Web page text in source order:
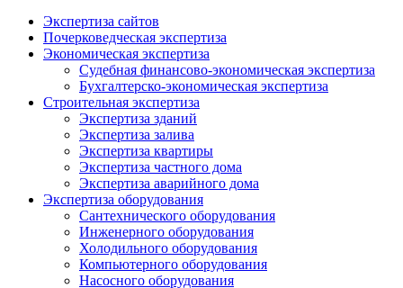
Экспертиза сайтов
Почерковедческая экспертиза
Экономическая экспертиза
Судебная финансово-экономическая экспертиза
Бухгалтерско-экономическая экспертиза
Строительная экспертиза
Экспертиза зданий
Экспертиза залива
Экспертиза квартиры
Экспертиза частного дома
Экспертиза аварийного дома
Экспертиза оборудования
Сантехнического оборудования
Инженерного оборудования
Холодильного оборудования
Компьютерного оборудования
Насосного оборудования